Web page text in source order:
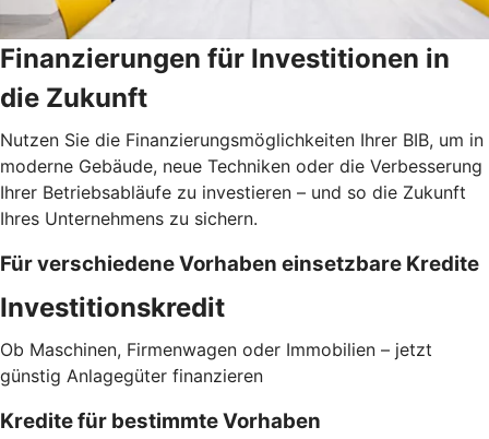
Finanzierungen für Investitionen in
die Zukunft
Nutzen Sie die Finanzierungsmöglichkeiten Ihrer BIB, um in
moderne Gebäude, neue Techniken oder die Verbesserung
Ihrer Betriebsabläufe zu investieren – und so die Zukunft
Ihres Unternehmens zu sichern.
Für verschiedene Vorhaben einsetzbare Kredite
Investitionskredit
Ob Maschinen, Firmenwagen oder Immobilien – jetzt
günstig Anlagegüter finanzieren
Kredite für bestimmte Vorhaben